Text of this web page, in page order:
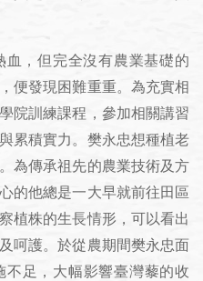
，但完全沒有農業基礎的
便發現困難重重。為充實相
院訓練課程，參加相關講習
累積實力。樊永忠想種植老
為傳承祖先的農業技術及方
的他總是一大早就前往田區
植株的生長情形，可以看出
呵護。於從農期間樊永忠面
足，大幅影響臺灣藜的收